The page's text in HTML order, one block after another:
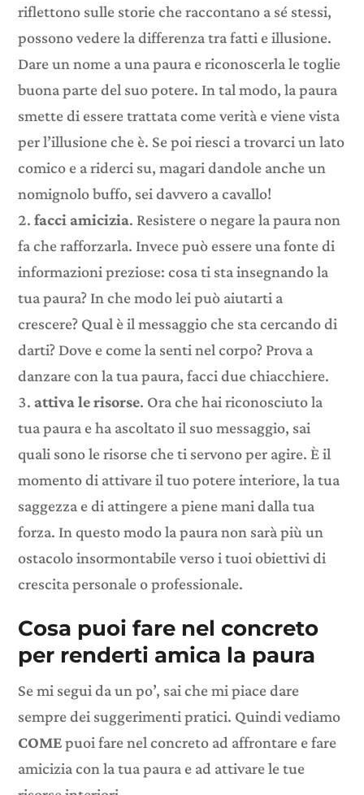
riflettono sulle storie che raccontano a sé stessi,
possono vedere la differenza tra fatti e illusione.
Dare un nome a una paura e riconoscerla le toglie
buona parte del suo potere. In tal modo, la paura
smette di essere trattata come verità e viene vista
per l’illusione che è. Se poi riesci a trovarci un lato
comico e a riderci su, magari dandole anche un
nomignolo buffo, sei davvero a cavallo!
facci amicizia. Resistere o negare la paura non
fa che rafforzarla. Invece può essere una fonte di
informazioni preziose: cosa ti sta insegnando la
tua paura? In che modo lei può aiutarti a
crescere? Qual è il messaggio che sta cercando di
darti? Dove e come la senti nel corpo? Prova a
danzare con la tua paura, facci due chiacchiere.
attiva le risorse. Ora che hai riconosciuto la
tua paura e ha ascoltato il suo messaggio, sai
quali sono le risorse che ti servono per agire. È il
momento di attivare il tuo potere interiore, la tua
saggezza e di attingere a piene mani dalla tua
forza. In questo modo la paura non sarà più un
ostacolo insormontabile verso i tuoi obiettivi di
crescita personale o professionale.
Cosa puoi fare nel concreto
per renderti amica la paura
Se mi segui da un po’, sai che mi piace dare
sempre dei suggerimenti pratici. Quindi vediamo
COMEpuoi fare nel concreto ad affrontare e fare
amicizia con la tua paura e ad attivare le tue